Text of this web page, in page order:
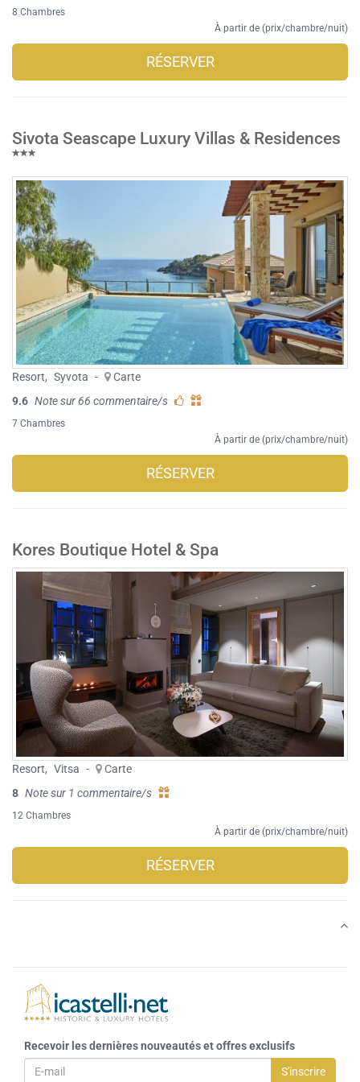
8 Chambres
À partir de (prix/chambre/nuit)
RÉSERVER
Sivota Seascape Luxury Villas & Residences
Resort, Syvota -
Carte
9.6 Note sur 66 commentaire/s
7 Chambres
À partir de (prix/chambre/nuit)
RÉSERVER
Kores Boutique Hotel & Spa
Resort, Vitsa -
Carte
8 Note sur 1 commentaire/s
12 Chambres
À partir de (prix/chambre/nuit)
RÉSERVER
Recevoir les dernières nouveautés et offres exclusifs
S'inscrire